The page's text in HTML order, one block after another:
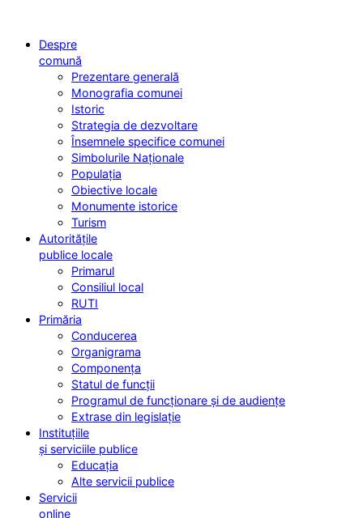
Despre
comună
Prezentare generală
Monografia comunei
Istoric
Strategia de dezvoltare
Însemnele specifice comunei
Simbolurile Naționale
Populația
Obiective locale
Monumente istorice
Turism
Autoritățile
publice locale
Primarul
Consiliul local
RUTI
Primăria
Conducerea
Organigrama
Componența
Statul de funcții
Programul de funcționare și de audiențe
Extrase din legislație
Instituțiile
și serviciile publice
Educația
Alte servicii publice
Servicii
online